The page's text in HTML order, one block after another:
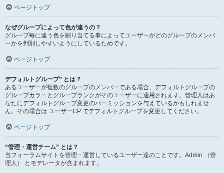
ページトップ
なぜグループによって色が違うの？
グループ毎に違う色を割り当てる事によってユーザーがどのグループのメンバ
ーかを判別しやすいようにしているためです。
ページトップ
デフォルトグループ” とは？
あるユーザーが複数のグループのメンバーである場合、デフォルトグループの
グループカラーとグループランクがそのユーザーに適用されます。管理人はあ
なたにデフォルトグループ変更のパーミッションを与えているかもしれませ
ん。その場合は ユーザーCP でデフォルトグループを変更してください。
ページトップ
“管理・運営チーム” とは？
当フォーラムサイトを管理・運営しているユーザー達のことです。Admin （管
理人） とモデレータが含まれます。